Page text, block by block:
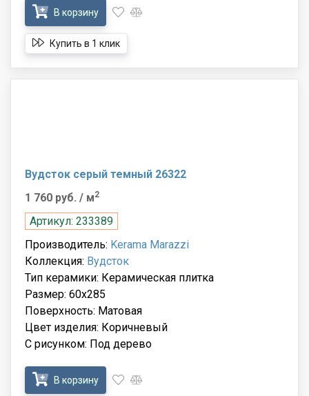
В корзину
Купить в 1 клик
Вудсток серый темный 26322
1 760 руб. / м2
Артикул: 233389
Производитель: Kerama Marazzi
Коллекция: Вудсток
Тип керамики: Керамическая плитка
Размер: 60x285
Поверхность: Матовая
Цвет изделия: Коричневый
С рисунком: Под дерево
В корзину